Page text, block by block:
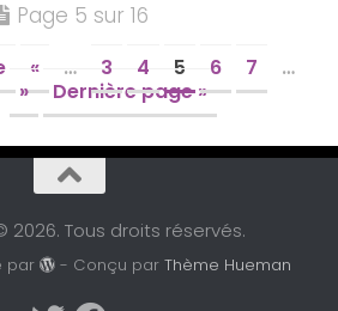
Page 5 sur 16
« … 3 4 5 6 7
…
» Dernière page »
2026. Tous droits réservés.
par - Conçu parThème Hueman